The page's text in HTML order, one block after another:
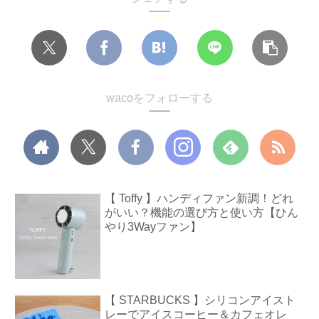
wacoをフォローする
【 Toffy 】ハンディファン新調！どれ
がいい？機能の選び方と使い方【ひん
やり3Wayファン】
【 STARBUCKS 】シリコンアイスト
レーでアイスコーヒー＆カフェオレ